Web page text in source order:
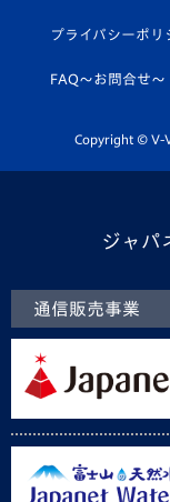
平和祈念活動
ホームタウン活
スクール
公式LINE＠
プライバシーポリ
FAQ〜お問合せ〜
Copyright © V-
ジャパ
通信販売事業